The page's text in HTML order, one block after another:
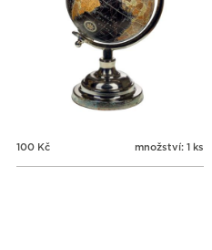
100 Kč množství: 1 ks